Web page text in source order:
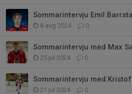
Sommarintervju Emil
8 aug 2024 0
Sommarintervju med Max
25 jul 2024 0
Sommarintervju med
21 jul 2024 0